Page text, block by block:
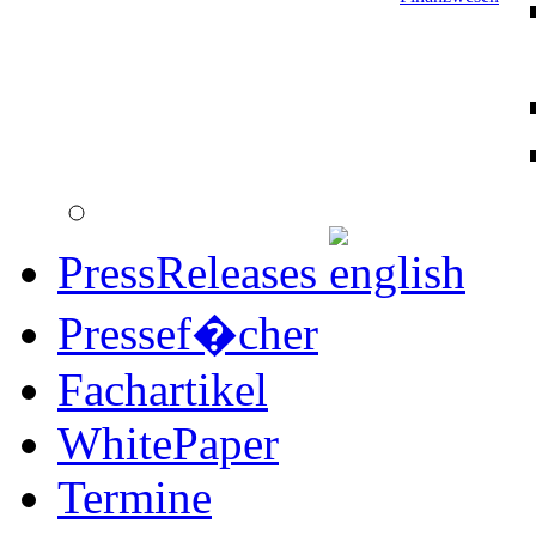
PressReleases
Pressef�cher
Fachartikel
WhitePaper
Termine